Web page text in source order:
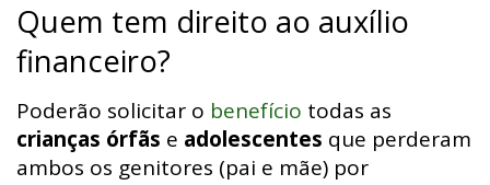
Quem tem direito ao auxílio
financeiro?
Poderão solicitar o benefício todas as
crianças órfãs e adolescentes que perderam
ambos os genitores (pai e mãe) por